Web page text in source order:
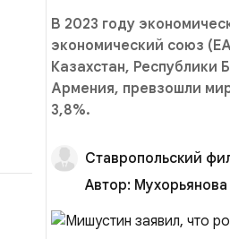
В 2023 году
экономический союз
Казахстан, Республики
Армения, превзошли
3,8%.
Ставропольский
Автор: